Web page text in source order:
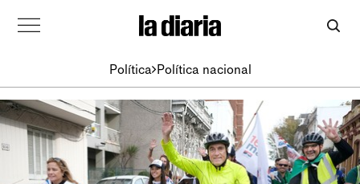
Política Política nacional